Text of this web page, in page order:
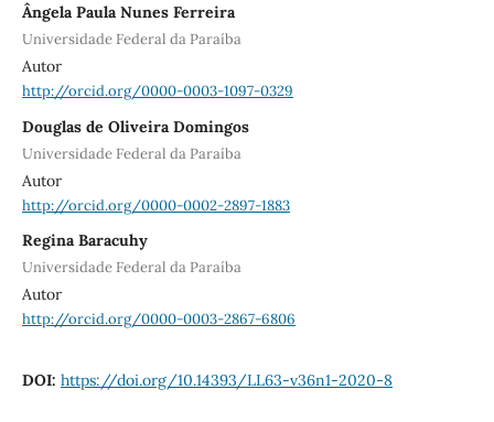
Ângela Paula Nunes Ferreira
Universidade Federal da Paraíba
Autor
http://orcid.org/0000-0003-1097-0329
Douglas de Oliveira Domingos
Universidade Federal da Paraíba
Autor
http://orcid.org/0000-0002-2897-1883
Regina Baracuhy
Universidade Federal da Paraíba
Autor
http://orcid.org/0000-0003-2867-6806
DOI: https://doi.org/10.14393/LL63-v36n1-2020-8